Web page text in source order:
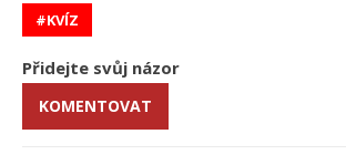
KVÍZ
Přidejte svůj názor
KOMENTOVAT